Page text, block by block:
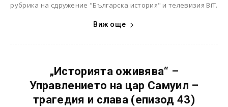
рубрика на сдружение "Българска история" и телевизия BiT.
Виж още
„Историята оживява“ –
Управлението на цар Самуил –
трагедия и слава (епизод 43)